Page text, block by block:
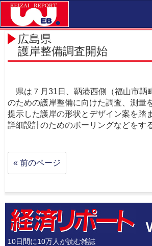
広島県
護岸整備調査開始
県は７月31日、鞆港西側（福山市鞆
のための護岸整備に向けた調査、測量
提示した護岸の形状とデザイン案を踏
詳細設計のためのボーリングなどをする
« 前のページ
10日間に10万人が読む雑誌